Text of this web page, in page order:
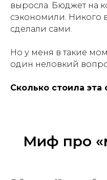
выросла. Бюджет на
сэкономили. Никого
сделали сами.
Но у меня в такие
один неловкий
Сколько стоила эта
Миф про